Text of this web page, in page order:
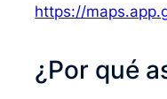
https://
¿Por qué